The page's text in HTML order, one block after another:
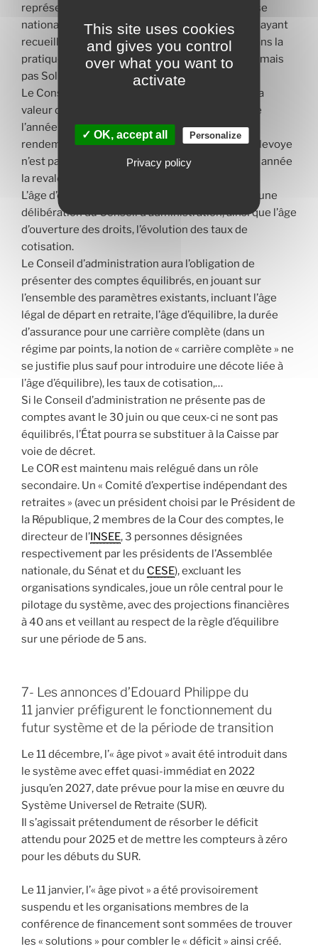
représentants les salariés au sein de cette caisse
nationale seront désignés par les organisations ayant
recueilli une représentativité d’au moins 5%. Dans la
pratique, cela ferait rentrer l’UNSA dans la liste, mais
pas Solidaires ni la FSU.
Le Conseil aura à fixer la valeur d’acquisition et la
valeur de service du point applicables au titre de
l’année 2022 avant le 30 juin 2021 (le taux de
rendement de 5,5 % figurant dans le rapport Delevoye
n’est pas repris pour 2022). Il aura à fixer chaque année
la revalorisation de ces deux taux.
L’âge d’équilibre sera également déterminé par une
délibération du Conseil d’administration, ainsi que l’âge
d’ouverture des droits, l’évolution des taux de
cotisation.
Le Conseil d’administration aura l’obligation de
présenter des comptes équilibrés, en jouant sur
l’ensemble des paramètres existants, incluant l’âge
légal de départ en retraite, l’âge d’équilibre, la durée
d’assurance pour une carrière complète (dans un
régime par points, la notion de « carrière complète » ne
se justifie plus sauf pour introduire une décote liée à
l’âge d’équilibre), les taux de cotisation,…
Si le Conseil d’administration ne présente pas de
comptes avant le 30 juin ou que ceux-ci ne sont pas
équilibrés, l’État pourra se substituer à la Caisse par
voie de décret.
Le COR est maintenu mais relégué dans un rôle
secondaire. Un « Comité d’expertise indépendant des
retraites » (avec un président choisi par le Président de
la République, 2 membres de la Cour des comptes, le
directeur de l’INSEE, 3 personnes désignées
respectivement par les présidents de l’Assemblée
nationale, du Sénat et du CESE), excluant les
organisations syndicales, joue un rôle central pour le
pilotage du système, avec des projections financières
à 40 ans et veillant au respect de la règle d’équilibre
sur une période de 5 ans.
7- Les annonces d’Edouard Philippe du
11 janvier préfigurent le fonctionnement du
futur système et de la période de transition
Le 11 décembre, l’« âge pivot » avait été introduit dans
le système avec effet quasi-immédiat en 2022
jusqu’en 2027, date prévue pour la mise en œuvre du
Système Universel de Retraite (SUR).
Il s’agissait prétendument de résorber le déficit
attendu pour 2025 et de mettre les compteurs à zéro
pour les débuts du SUR.
Le 11 janvier, l’« âge pivot » a été provisoirement
suspendu et les organisations membres de la
conférence de financement sont sommées de trouver
les « solutions » pour combler le « déficit » ainsi créé.
This site uses cookies
and gives you control
over what you want to
activate
✓ OK, accept all Personalize
Privacy policy